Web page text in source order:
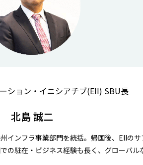
ション・イニシアチブ(EII) SBU長
北島 誠二
インフラ事業部門を統括。帰国後、EIIの
の駐在・ビジネス経験も長く、グローバル